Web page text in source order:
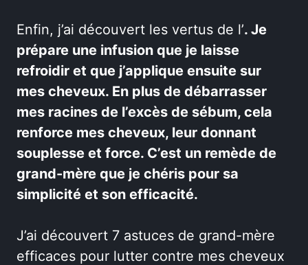
Enfin, j’ai découvert les vertus de l’. Je
prépare une infusion que je laisse
refroidir et que j’applique ensuite sur
mes cheveux. En plus de débarrasser
mes racines de l’excès de sébum, cela
renforce mes cheveux, leur donnant
souplesse et force. C’est un remède de
grand-mère que je chéris pour sa
simplicité et son efficacité.
J’ai découvert 7 astuces de grand-mère
efficaces pour lutter contre mes cheveux